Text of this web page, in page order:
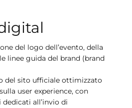
del logo dell’evento, della
linee guida del brand (brand
del sito ufficiale ottimizzato
user experience, con
all’invio di